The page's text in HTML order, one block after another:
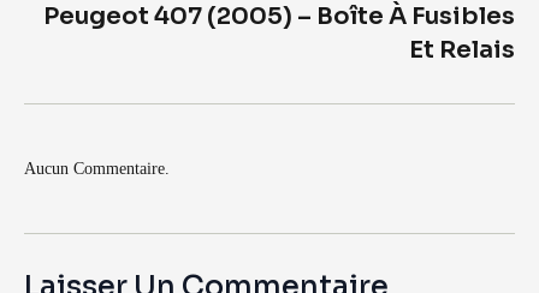
Peugeot 407 (2005) – Boîte À Fusibles
Et Relais
Aucun Commentaire.